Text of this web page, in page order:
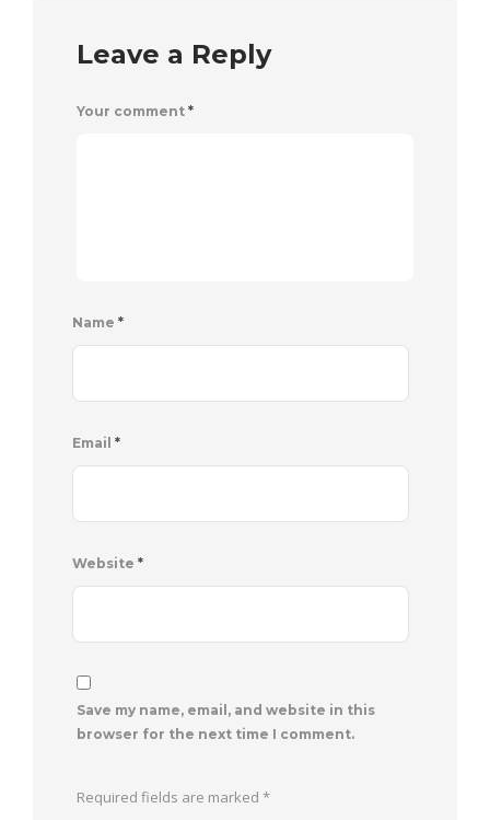
Leave a Reply
Your comment *
Name *
Email *
Website *
Save my name, email, and website in this
browser for the next time I comment.
Required fields are marked *